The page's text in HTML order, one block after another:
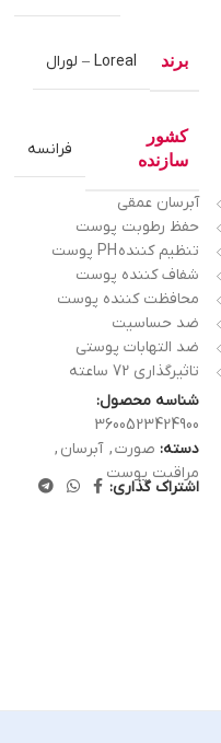
برند Loreal – لورال
کشور
سازنده
فرانسه
آبرسان عمقی
حفظ رطوبت پوست
تنظیم کننده PH پوست
شفاف کننده پوست
محافظت کننده پوست
ضد حساسیت
ضد التهابات پوستی
تاثیرگذاری 72 ساعته
شناسه محصول:
3600523424900
دسته: صورت, آبرسان ,
مراقبت پوست
اشتراک گذاری: